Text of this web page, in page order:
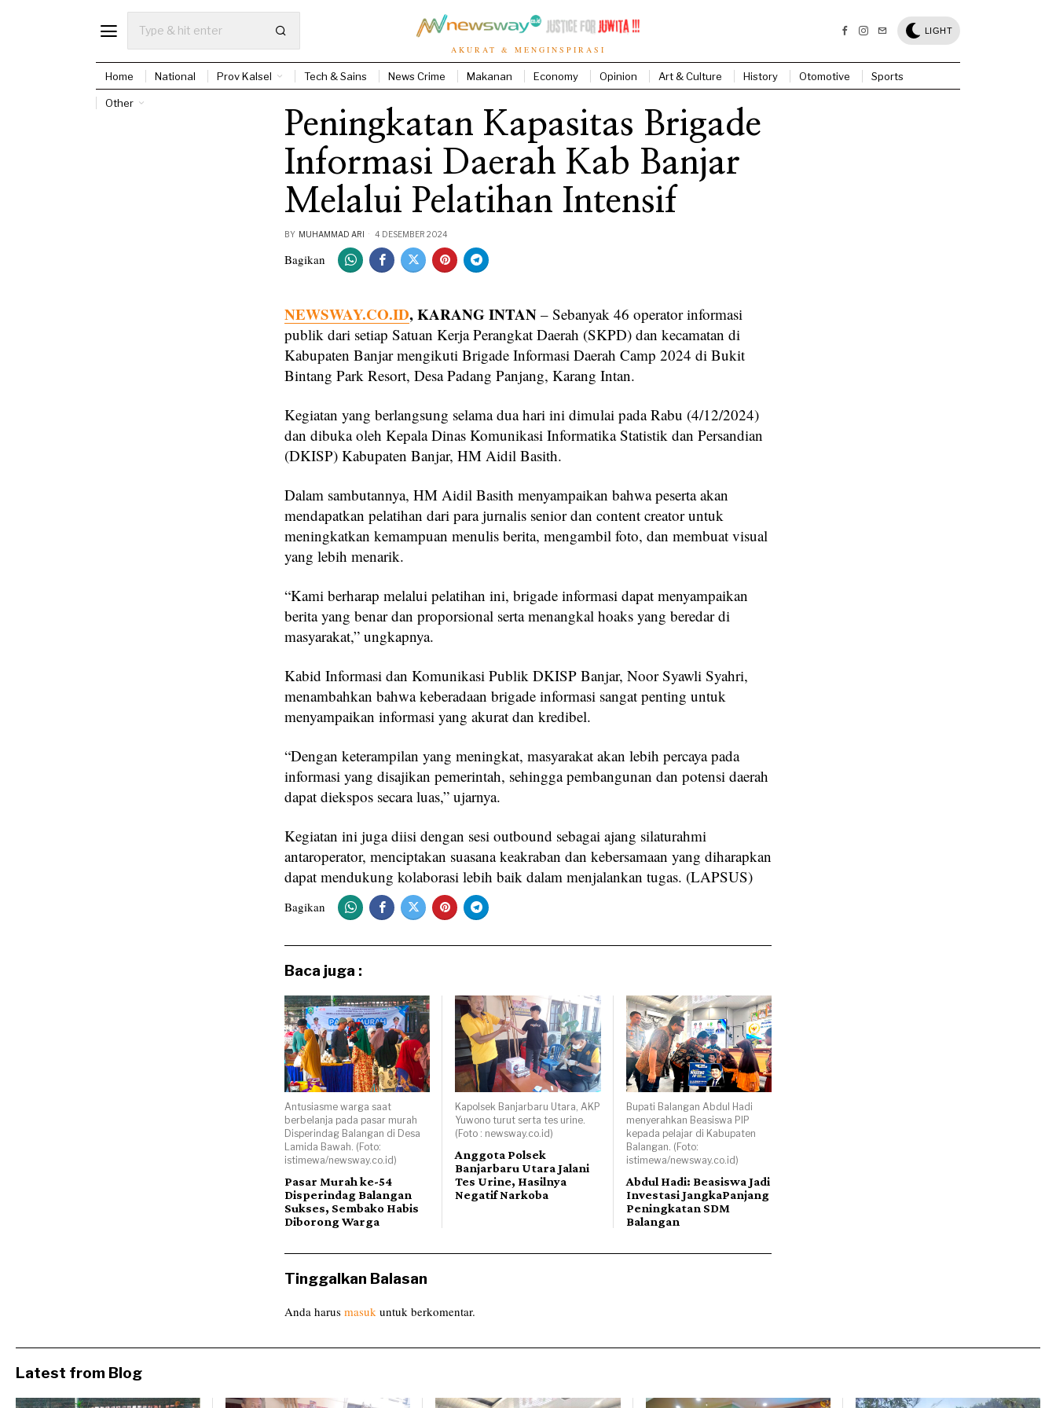
AKURAT & MENGINSPIRASI
LIGHT
Home National Prov Kalsel Tech & Sains News Crime Makanan Economy Opinion Art & Culture History Otomotive Sports
Other
Peningkatan Kapasitas Brigade
Informasi Daerah Kab Banjar
Melalui Pelatihan Intensif
BY MUHAMMAD ARI 4 DESEMBER 2024
Bagikan
NEWSWAY.CO.ID, KARANG INTAN – Sebanyak 46 operator informasi
publik dari setiap Satuan Kerja Perangkat Daerah (SKPD) dan kecamatan di
Kabupaten Banjar mengikuti Brigade Informasi Daerah Camp 2024 di Bukit
Bintang Park Resort, Desa Padang Panjang, Karang Intan.
Kegiatan yang berlangsung selama dua hari ini dimulai pada Rabu (4/12/2024)
dan dibuka oleh Kepala Dinas Komunikasi Informatika Statistik dan Persandian
(DKISP) Kabupaten Banjar, HM Aidil Basith.
Dalam sambutannya, HM Aidil Basith menyampaikan bahwa peserta akan
mendapatkan pelatihan dari para jurnalis senior dan content creator untuk
meningkatkan kemampuan menulis berita, mengambil foto, dan membuat visual
yang lebih menarik.
“Kami berharap melalui pelatihan ini, brigade informasi dapat menyampaikan
berita yang benar dan proporsional serta menangkal hoaks yang beredar di
masyarakat,” ungkapnya.
Kabid Informasi dan Komunikasi Publik DKISP Banjar, Noor Syawli Syahri,
menambahkan bahwa keberadaan brigade informasi sangat penting untuk
menyampaikan informasi yang akurat dan kredibel.
“Dengan keterampilan yang meningkat, masyarakat akan lebih percaya pada
informasi yang disajikan pemerintah, sehingga pembangunan dan potensi daerah
dapat diekspos secara luas,” ujarnya.
Kegiatan ini juga diisi dengan sesi outbound sebagai ajang silaturahmi
antaroperator, menciptakan suasana keakraban dan kebersamaan yang diharapkan
dapat mendukung kolaborasi lebih baik dalam menjalankan tugas. (LAPSUS)
Bagikan
Baca juga :
Antusiasme warga saat
berbelanja pada pasar murah
Disperindag Balangan di Desa
Lamida Bawah. (Foto:
istimewa/newsway.co.id)
Pasar Murah ke-54
Disperindag Balangan
Sukses, Sembako Habis
Diborong Warga
Kapolsek Banjarbaru Utara, AKP
Yuwono turut serta tes urine.
(Foto : newsway.co.id)
Anggota Polsek
Banjarbaru Utara Jalani
Tes Urine, Hasilnya
Negatif Narkoba
Bupati Balangan Abdul Hadi
menyerahkan Beasiswa PIP
kepada pelajar di Kabupaten
Balangan. (Foto:
istimewa/newsway.co.id)
Abdul Hadi: Beasiswa Jadi
Investasi JangkaPanjang
Peningkatan SDM
Balangan
Tinggalkan Balasan
Anda harus masuk untuk berkomentar.
Latest from Blog